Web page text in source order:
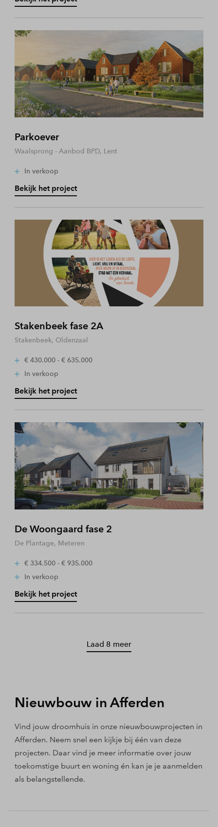
Parkoever
Waalsprong - Aanbod BPD, Lent
In verkoop
Bekijk het project
Stakenbeek fase 2A
Stakenbeek, Oldenzaal
€ 430.000 - € 635.000
In verkoop
Bekijk het project
De Woongaard fase 2
De Plantage, Meteren
€ 334.500 - € 935.000
In verkoop
Bekijk het project
Laad 8 meer
Nieuwbouw in Afferden
Vind jouw droomhuis in onze nieuwbouwprojecten in
Afferden. Neem snel een kijkje bij één van deze
projecten. Daar vind je meer informatie over jouw
toekomstige buurt en woning én kan je je aanmelden
als belangstellende.